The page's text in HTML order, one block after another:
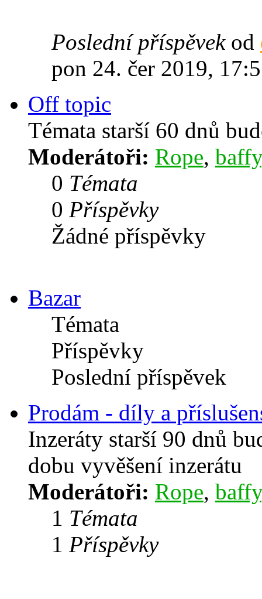
Poslední příspěvekod
pon 24. čer 2019,
Off topic
Témata starší 60 dnů
Moderátoři: Rope, baffy
0 Témata
0 Příspěvky
Žádné příspěvky
Bazar
Témata
Příspěvky
Poslední příspěvek
Prodám - díly a
Inzeráty starší 90 dnů
dobu vyvěšení inzerátu
Moderátoři: Rope, baffy
1 Témata
1 Příspěvky